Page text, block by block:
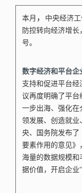
本月 ，
中央经济
防控转向经济增
号。
数字经济和平台企
支持和促进平台
议再度明确了平
一步出海、强化在
领发展、创造就业
央、国务院发布
要素作用的意见
海量的数据规模
据价值，开启企业